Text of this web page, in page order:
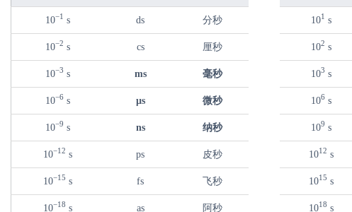
10−1 s ds 分秒 101 s
10−2 s cs 厘秒 102 s
10−3 s ms 毫秒 103 s
10−6 s µs 微秒 106 s
10−9 s ns 纳秒 109 s
10−12 s ps 皮秒 1012 s
10−15 s fs 飞秒 1015 s
10−18 s as 阿秒 1018 s